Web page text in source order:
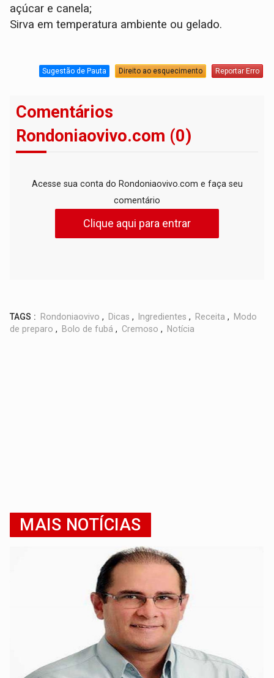
açúcar e canela;
Sirva em temperatura ambiente ou gelado.
Sugestão de Pauta Direito ao esquecimento Reportar Erro
Comentários
Rondoniaovivo.com (0)
Acesse sua conta do Rondoniaovivo.com e faça seu
comentário
Clique aqui para entrar
TAGS : Rondoniaovivo , Dicas , Ingredientes , Receita ,
Modo
de preparo , Bolo de fubá , Cremoso , Notícia
MAIS NOTÍCIAS